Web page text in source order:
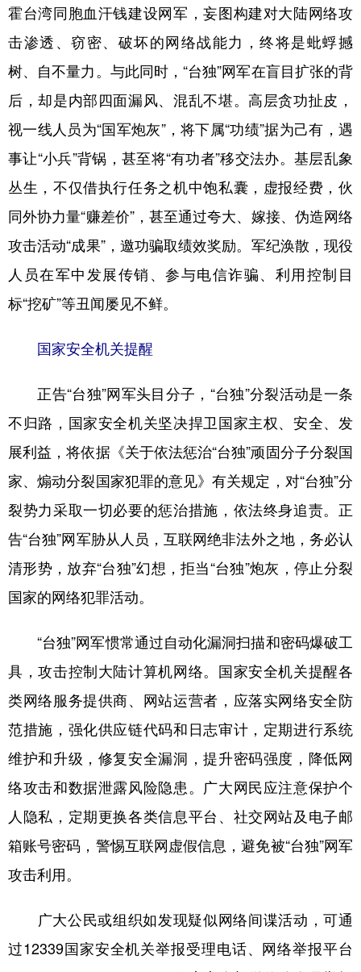
霍台湾同胞血汗钱建设网军，妄图构建对大陆网络攻
击渗透、窃密、破坏的网络战能力，终将是蚍蜉撼
树、自不量力。与此同时，“台独”网军在盲目扩张的背
后，却是内部四面漏风、混乱不堪。高层贪功扯皮，
视一线人员为“国军炮灰”，将下属“功绩”据为己有，遇
事让“小兵”背锅，甚至将“有功者”移交法办。基层乱象
丛生，不仅借执行任务之机中饱私囊，虚报经费，伙
同外协力量“赚差价”，甚至通过夸大、嫁接、伪造网络
攻击活动“成果”，邀功骗取绩效奖励。军纪涣散，现役
人员在军中发展传销、参与电信诈骗、利用控制目
标“挖矿”等丑闻屡见不鲜。
国家安全机关提醒
正告“台独”网军头目分子，“台独”分裂活动是一条
不归路，国家安全机关坚决捍卫国家主权、安全、发
展利益，将依据《关于依法惩治“台独”顽固分子分裂国
家、煽动分裂国家犯罪的意见》有关规定，对“台独”分
裂势力采取一切必要的惩治措施，依法终身追责。正
告“台独”网军胁从人员，互联网绝非法外之地，务必认
清形势，放弃“台独”幻想，拒当“台独”炮灰，停止分裂
国家的网络犯罪活动。
“台独”网军惯常通过自动化漏洞扫描和密码爆破工
具，攻击控制大陆计算机网络。国家安全机关提醒各
类网络服务提供商、网站运营者，应落实网络安全防
范措施，强化供应链代码和日志审计，定期进行系统
维护和升级，修复安全漏洞，提升密码强度，降低网
络攻击和数据泄露风险隐患。广大网民应注意保护个
人隐私，定期更换各类信息平台、社交网站及电子邮
箱账号密码，警惕互联网虚假信息，避免被“台独”网军
攻击利用。
广大公民或组织如发现疑似网络间谍活动，可通
过12339国家安全机关举报受理电话、网络举报平台